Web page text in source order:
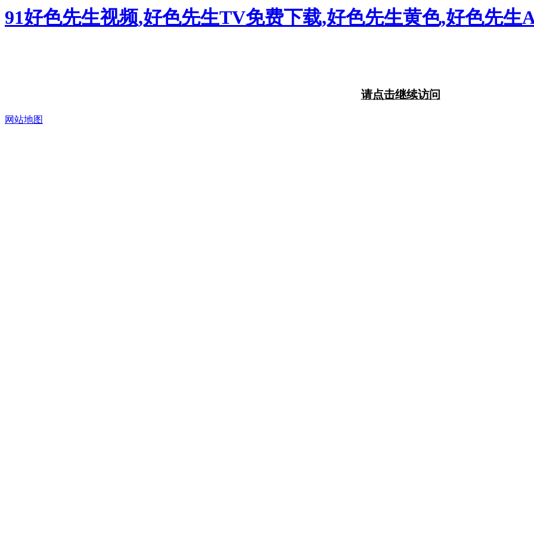
91好色先生视频,好色先生TV免费下载,好色先生黄色,好色先生
请点击继续访问
网站地图